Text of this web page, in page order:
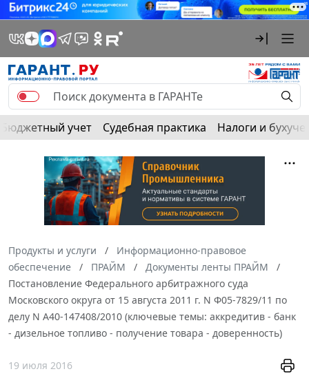
Бюджетный учет Судебная практика Налоги и
Продукты и услуги
Информационно-правовое
обеспечение
ПРАЙМ
Документы ленты ПРАЙМ
Постановление Федерального арбитражного суда
Московского округа от 15 августа 2011 г. N Ф05-7829/11 по
делу N А40-147408/2010 (ключевые темы: аккредитив - банк
- дизельное топливо - получение товара - доверенность)
19 июля 2016